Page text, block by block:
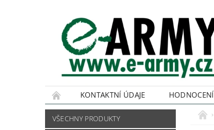
KONTAKTNÍ ÚDAJE
VŠECHNY PRODUKTY